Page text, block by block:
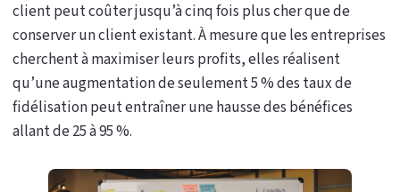
client peut coûter jusqu’à cinq fois plus cher que de
conserver un client existant. À mesure que les entreprises
cherchent à maximiser leurs profits, elles réalisent
qu’une augmentation de seulement 5 % des taux de
fidélisation peut entraîner une hausse des bénéfices
allant de 25 à 95 %.